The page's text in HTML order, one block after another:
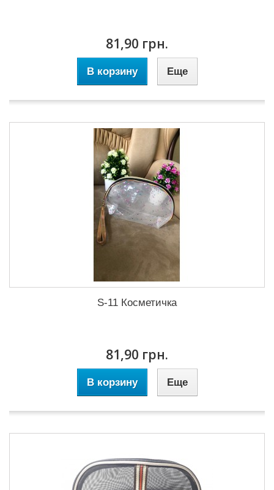
81,90 грн.
В корзину Еще
S-11 Косметичка
81,90 грн.
В корзину Еще